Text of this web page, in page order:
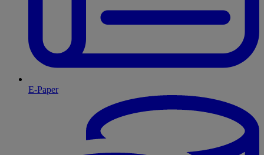
E-Paper